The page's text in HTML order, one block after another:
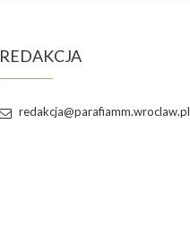
REDAKCJA
redakcja@parafiamm.wroclaw.pl